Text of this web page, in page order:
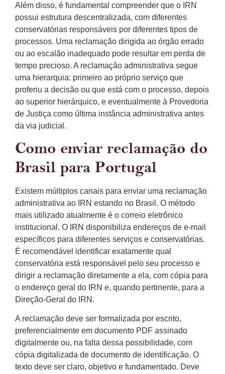
Além disso, é fundamental compreender que o IRN
possui estrutura descentralizada, com diferentes
conservatórias responsáveis por diferentes tipos de
processos. Uma reclamação dirigida ao órgão errado
ou ao escalão inadequado pode resultar em perda de
tempo precioso. A reclamação administrativa segue
uma hierarquia: primeiro ao próprio serviço que
proferiu a decisão ou que está com o processo, depois
ao superior hierárquico, e eventualmente à Provedoria
de Justiça como última instância administrativa antes
da via judicial.
Como enviar reclamação do
Brasil para Portugal
Existem múltiplos canais para enviar uma reclamação
administrativa ao IRN estando no Brasil. O método
mais utilizado atualmente é o correio eletrônico
institucional. O IRN disponibiliza endereços de e-mail
específicos para diferentes serviços e conservatórias.
É recomendável identificar exatamente qual
conservatória está responsável pelo seu processo e
dirigir a reclamação diretamente a ela, com cópia para
o endereço geral do IRN e, quando pertinente, para a
Direção-Geral do IRN.
A reclamação deve ser formalizada por escrito,
preferencialmente em documento PDF assinado
digitalmente ou, na falta dessa possibilidade, com
cópia digitalizada de documento de identificação. O
texto deve ser claro, objetivo e fundamentado. Deve